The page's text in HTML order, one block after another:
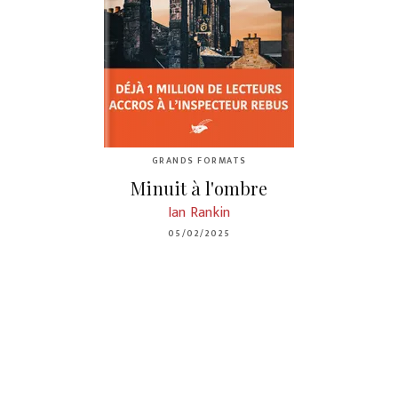
GRANDS FORMATS
Minuit à l'ombre
Ian Rankin
05/02/2025